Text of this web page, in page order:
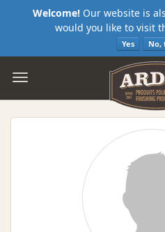
Welcome! Our website is
would you like to visit
Yes No,